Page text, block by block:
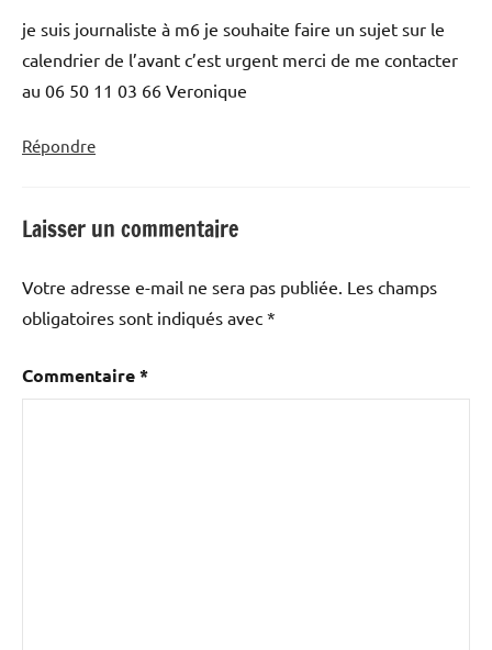
je suis journaliste à m6 je souhaite faire un sujet sur le
calendrier de l’avant c’est urgent merci de me contacter
au 06 50 11 03 66 Veronique
Répondre
Laisser un commentaire
Votre adresse e-mail ne sera pas publiée. Les champs
obligatoires sont indiqués avec *
Commentaire*